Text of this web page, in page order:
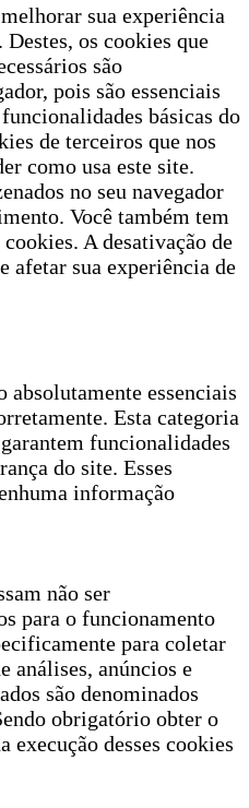
sua experiência
os cookies que
são
pois são essenciais
básicas do
de terceiros que nos
como usa este site.
no seu navegador
Você também tem
A desativação de
afetar sua experiência de
absolutamente essenciais
Esta categoria
funcionalidades
do site. Esses
informação
não ser
para o funcionamento
para coletar
análises, anúncios e
são denominados
obrigatório obter o
execução desses cookies